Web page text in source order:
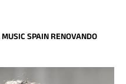
SPAIN RENOVANDO